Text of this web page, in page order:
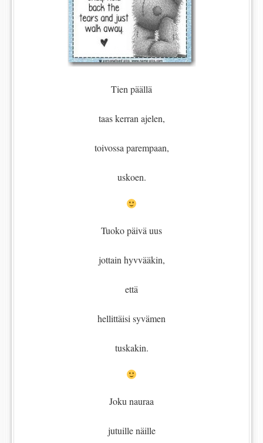
Tien päällä
taas kerran ajelen,
toivossa parempaan,
uskoen.
Tuoko päivä uus
jottain hyvvääkin,
että
hellittäisi syvämen
tuskakin.
Joku nauraa
jutuille näille